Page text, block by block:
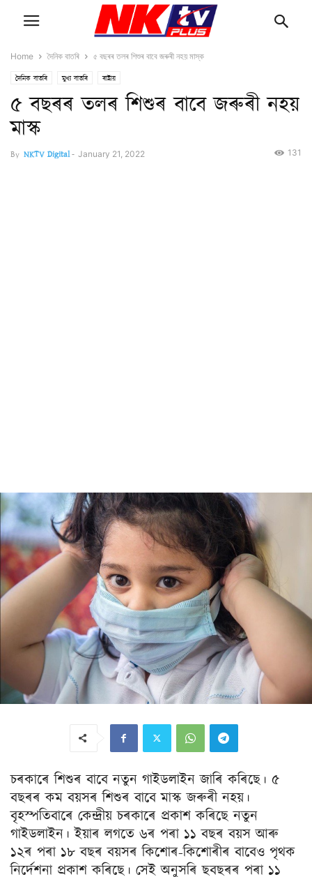
Home দৈনিক বাতৰি ৫ বছৰৰ তলৰ শিশুৰ বাবে জৰুৰী নহয় মাস্ক
দৈনিক বাতৰি মুখ্য বাতৰি ৰাষ্ট্ৰীয়
৫ বছৰৰ তলৰ শিশুৰ বাবে জৰুৰী নহয়
মাস্ক
By NKTV Digital- January 21, 2022 131
চৰকাৰে শিশুৰ বাবে নতুন গাইডলাইন জাৰি কৰিছে। ৫
বছৰৰ কম বয়সৰ শিশুৰ বাবে মাস্ক জৰুৰী নহয়।
বৃহস্পতিবাৰে কেন্দ্ৰীয় চৰকাৰে প্ৰকাশ কৰিছে নতুন
গাইডলাইন। ইয়াৰ লগতে ৬ৰ পৰা ১১ বছৰ বয়স আৰু
১২ৰ পৰা ১৮ বছৰ বয়সৰ কিশোৰ-কিশোৰীৰ বাবেও পৃথক
নিৰ্দেশনা প্ৰকাশ কৰিছে। সেই অনুসৰি ছবছৰৰ পৰা ১১